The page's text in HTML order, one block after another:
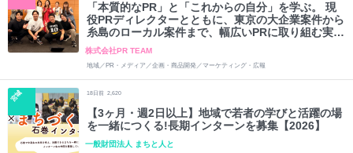
「本質的なPR」と「これからの自分」を学ぶ。 現
役PRディレクターとともに、東京の大企業案件から
糸島のローカル案件まで、幅広いPRに取り組む実践
型インターン
株式会社PR TEAM
地域／PR・メディア／企画・商品開発／マーケティング・広報
宮城 18 日前 2,620
【3ヶ月・週2日以上】地域で若者の学びと活躍の場
を一緒につくる!長期インターンを募集【2026】
一般財団法人 まちと人と